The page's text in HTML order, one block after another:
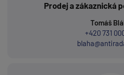
Prodej a zákaznická
Tomáš
+420 731